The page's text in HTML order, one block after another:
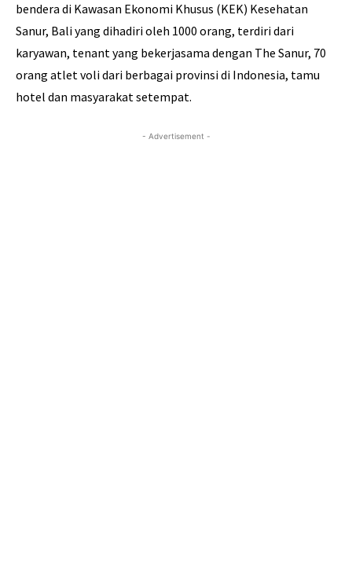
bendera di Kawasan Ekonomi Khusus (KEK) Kesehatan
Sanur, Bali yang dihadiri oleh 1000 orang, terdiri dari
karyawan, tenant yang bekerjasama dengan The Sanur, 70
orang atlet voli dari berbagai provinsi di Indonesia, tamu
hotel dan masyarakat setempat.
- Advertisement -